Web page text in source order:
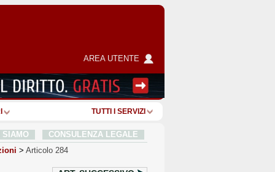
AREA UTENTE
TUTTI I SERVIZI
SIAMO
CONSULENZA LEGALE
> Articolo 284